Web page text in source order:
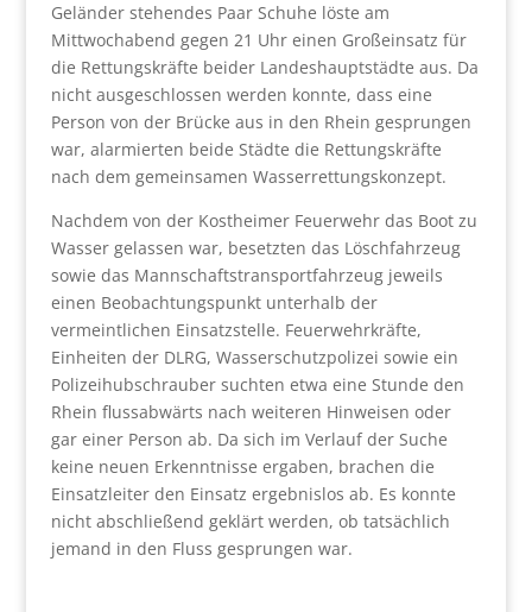
Geländer stehendes Paar Schuhe löste am
Mittwochabend gegen 21 Uhr einen Großeinsatz für
die Rettungskräfte beider Landeshauptstädte aus. Da
nicht ausgeschlossen werden konnte, dass eine
Person von der Brücke aus in den Rhein gesprungen
war, alarmierten beide Städte die Rettungskräfte
nach dem gemeinsamen Wasserrettungskonzept.
Nachdem von der Kostheimer Feuerwehr das Boot zu
Wasser gelassen war, besetzten das Löschfahrzeug
sowie das Mannschaftstransportfahrzeug jeweils
einen Beobachtungspunkt unterhalb der
vermeintlichen Einsatzstelle. Feuerwehrkräfte,
Einheiten der DLRG, Wasserschutzpolizei sowie ein
Polizeihubschrauber suchten etwa eine Stunde den
Rhein flussabwärts nach weiteren Hinweisen oder
gar einer Person ab. Da sich im Verlauf der Suche
keine neuen Erkenntnisse ergaben, brachen die
Einsatzleiter den Einsatz ergebnislos ab. Es konnte
nicht abschließend geklärt werden, ob tatsächlich
jemand in den Fluss gesprungen war.